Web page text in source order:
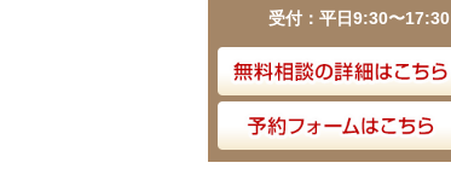
受付：平日9:30〜17:30